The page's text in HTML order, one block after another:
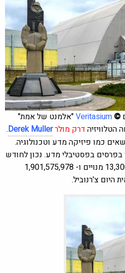
©
Veritasium"אלמנט של אמת"
דרק מולרDerek Muller
.
כמו פיזיקה מדע וטכנולוגיה.
בפסטיבלי מדע. נכון לחודש
ינואר 2023 הערוץ צבר 13,300,000 מנויים ו- 1,901,575,978
היום צ'רנוביל.